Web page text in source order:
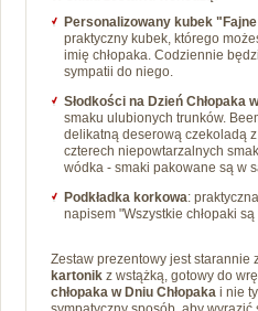
Personalizowany kubek
praktyczny kubek, którego
imię chłopaka. Codziennie
sympatii do niego.
Słodkości na Dzień Chłopaka
smaku ulubionych trunków.
delikatną deserową czekoladą
czterech niepowtarzalnych
wódka - smaki pakowane są w
Podkładka korkowa:
napisem "Wszystkie chłopaki
Zestaw prezentowy jest starannie
kartonik z wstążką, gotowy do
chłopaka w Dniu Chłopaka i nie